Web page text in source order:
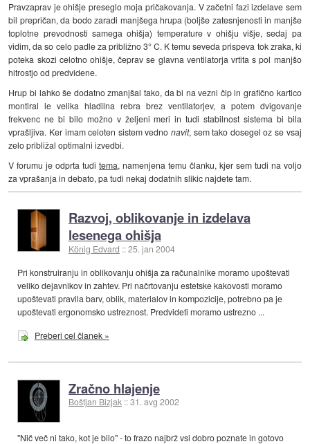
Pravzaprav je ohišje preseglo moja pričakovanja. V začetni fazi izdelave sem
bil prepričan, da bodo zaradi manjšega hrupa (boljše zatesnjenosti in manjše
toplotne prevodnosti samega ohišja) temperature v ohišju višje, sedaj pa
vidim, da so celo padle za približno 3° C. K temu seveda prispeva tok zraka, ki
poteka skozi celotno ohišje, čeprav se glavna ventilatorja vrtita s pol manjšo
hitrostjo od predvidene.
Hrup bi lahko še dodatno zmanjšal tako, da bi na vezni čip in grafično kartico
montiral le velika hladilna rebra brez ventilatorjev, a potem dvigovanje
frekvenc ne bi bilo možno v željeni meri in tudi stabilnost sistema bi bila
vprašljiva. Ker imam celoten sistem vedno navit, sem tako dosegel oz se vsaj
zelo približal optimalni izvedbi.
V forumu je odprta tuditema, namenjena temu članku, kjer sem tudi na voljo
za vprašanja in debato, pa tudi nekaj dodatnih slikic najdete tam.
Razvoj, oblikovanje in izdelava
lesenega ohišja
König Edvard ::25. jan 2004
Pri konstruiranju in oblikovanju ohišja za računalnike moramo upoštevati
veliko dejavnikov in zahtev. Pri načrtovanju estetske kakovosti moramo
upoštevati pravila barv, oblik, materialov in kompozicije, potrebno pa je
upoštevati ergonomsko ustreznost. Predvideti moramo ustrezno ...
Preberi cel članek »
Zračno hlajenje
Boštjan Bizjak ::31. avg 2002
"Nič več ni tako, kot je bilo" - to frazo najbrž vsi dobro poznate in gotovo